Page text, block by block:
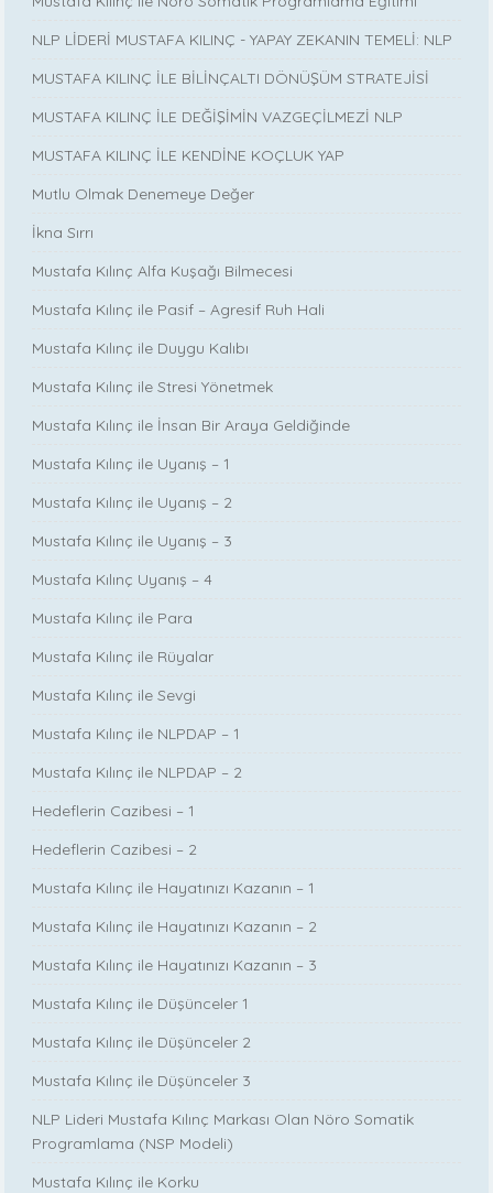
NLP LİDERİ MUSTAFA KILINÇ - YAPAY ZEKANIN TEMELİ: NLP
MUSTAFA KILINÇ İLE BİLİNÇALTI DÖNÜŞÜM STRATEJİSİ
MUSTAFA KILINÇ İLE DEĞİŞİMİN VAZGEÇİLMEZİ NLP
MUSTAFA KILINÇ İLE KENDİNE KOÇLUK YAP
Mutlu Olmak Denemeye Değer
İkna Sırrı
Mustafa Kılınç Alfa Kuşağı Bilmecesi
Mustafa Kılınç ile Pasif – Agresif Ruh Hali
Mustafa Kılınç ile Duygu Kalıbı
Mustafa Kılınç ile Stresi Yönetmek
Mustafa Kılınç ile İnsan Bir Araya Geldiğinde
Mustafa Kılınç ile Uyanış – 1
Mustafa Kılınç ile Uyanış – 2
Mustafa Kılınç ile Uyanış – 3
Mustafa Kılınç Uyanış – 4
Mustafa Kılınç ile Para
Mustafa Kılınç ile Rüyalar
Mustafa Kılınç ile Sevgi
Mustafa Kılınç ile NLPDAP – 1
Mustafa Kılınç ile NLPDAP – 2
Hedeflerin Cazibesi – 1
Hedeflerin Cazibesi – 2
Mustafa Kılınç ile Hayatınızı Kazanın – 1
Mustafa Kılınç ile Hayatınızı Kazanın – 2
Mustafa Kılınç ile Hayatınızı Kazanın – 3
Mustafa Kılınç ile Düşünceler 1
Mustafa Kılınç ile Düşünceler 2
Mustafa Kılınç ile Düşünceler 3
NLP Lideri Mustafa Kılınç Markası Olan Nöro Somatik
Programlama (NSP Modeli)
Mustafa Kılınç ile Korku